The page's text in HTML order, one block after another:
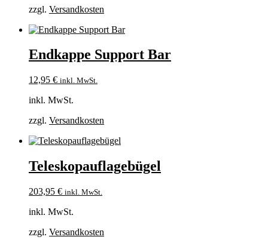
zzgl. Versandkosten
Endkappe Support Bar
12,95 € inkl. MwSt.
inkl. MwSt.
zzgl. Versandkosten
Teleskopauflagebügel
203,95 € inkl. MwSt.
inkl. MwSt.
zzgl. Versandkosten